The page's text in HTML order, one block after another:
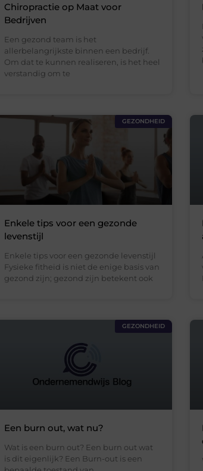
Chiropractie op Maat voor
Bedrijven
Een gezond team is het
allerbelangrijkste binnen een bedrijf.
Om dat te kunnen realiseren, is het heel
verstandig om te
GEZONDHEID
Enkele tips voor een gezonde
levenstijl
Enkele tips voor een gezonde levenstijl
Fysieke fitheid is niet de enige basis van
gezond zijn; gezond zijn betekent ook
GEZONDHEID
Een burn out, wat nu?
Wat is een burn out? Een burn out wat
is dit eigenlijk? Een Burn-out is een